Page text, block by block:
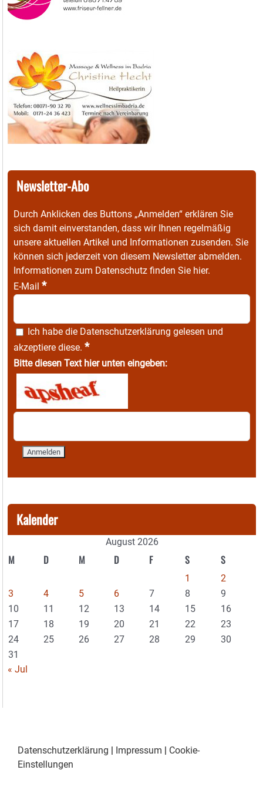
Newsletter-Abo
Durch Anklicken des Buttons „Anmelden“ erklären Sie
sich damit einverstanden, dass wir Ihnen regelmäßig
unsere aktuellen Artikel und Informationen zusenden. Sie
können sich jederzeit von diesem Newsletter abmelden.
Informationen zum Datenschutz finden Sie hier.
E-Mail *
Ich habe die Datenschutzerklärung gelesen und
akzeptiere diese. *
Bitte diesen Text hier unten eingeben:
Kalender
August 2026
M D M D F S S
1
2
3
4 5 6 7 8
9
10
11 12 13 14 15
16
17
18 19 20 21 22
23
24
25 26 27 28 29
30
31
« Jul
Datenschutzerklärung Impressum
Cookie-
Einstellungen